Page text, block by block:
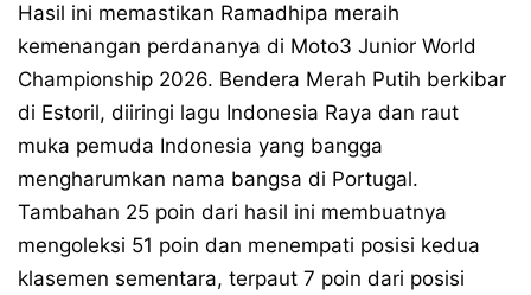
Hasil ini memastikan Ramadhipa meraih
kemenangan perdananya di Moto3 Junior World
Championship 2026. Bendera Merah Putih berkibar
di Estoril, diiringi lagu Indonesia Raya dan raut
muka pemuda Indonesia yang bangga
mengharumkan nama bangsa di Portugal.
Tambahan 25 poin dari hasil ini membuatnya
mengoleksi 51 poin dan menempati posisi kedua
klasemen sementara, terpaut 7 poin dari posisi